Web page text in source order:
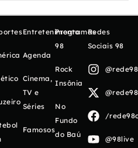
Entretenimento
Agenda
Cinema,
TV e
Séries
Famosos
Programas
98
Rock
Insônia
No
Fundo
do Baú
Redes
Sociais 98
/
@98live